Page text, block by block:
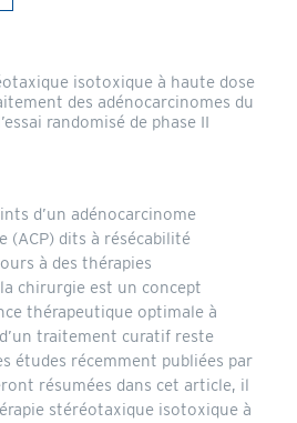
isotoxique à haute dose
des adénocarcinomes du
randomisé de phase II
d’un adénocarcinome
(ACP) dits à résécabilité
à des thérapies
chirurgie est un concept
thérapeutique optimale à
traitement curatif reste
études récemment publiées par
résumées dans cet article, il
stéréotaxique isotoxique à